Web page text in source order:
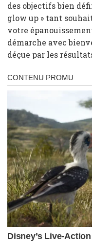
des objectifs bien
glow up » tant
votre
démarche avec
déçue par les